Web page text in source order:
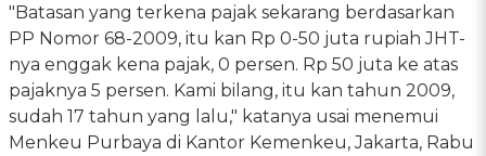
"Batasan yang terkena pajak sekarang berdasarkan
PP Nomor 68-2009, itu kan Rp 0-50 juta rupiah JHT-
nya enggak kena pajak, 0 persen. Rp 50 juta ke atas
pajaknya 5 persen. Kami bilang, itu kan tahun 2009,
sudah 17 tahun yang lalu," katanya usai menemui
Menkeu Purbaya di Kantor Kemenkeu, Jakarta, Rabu